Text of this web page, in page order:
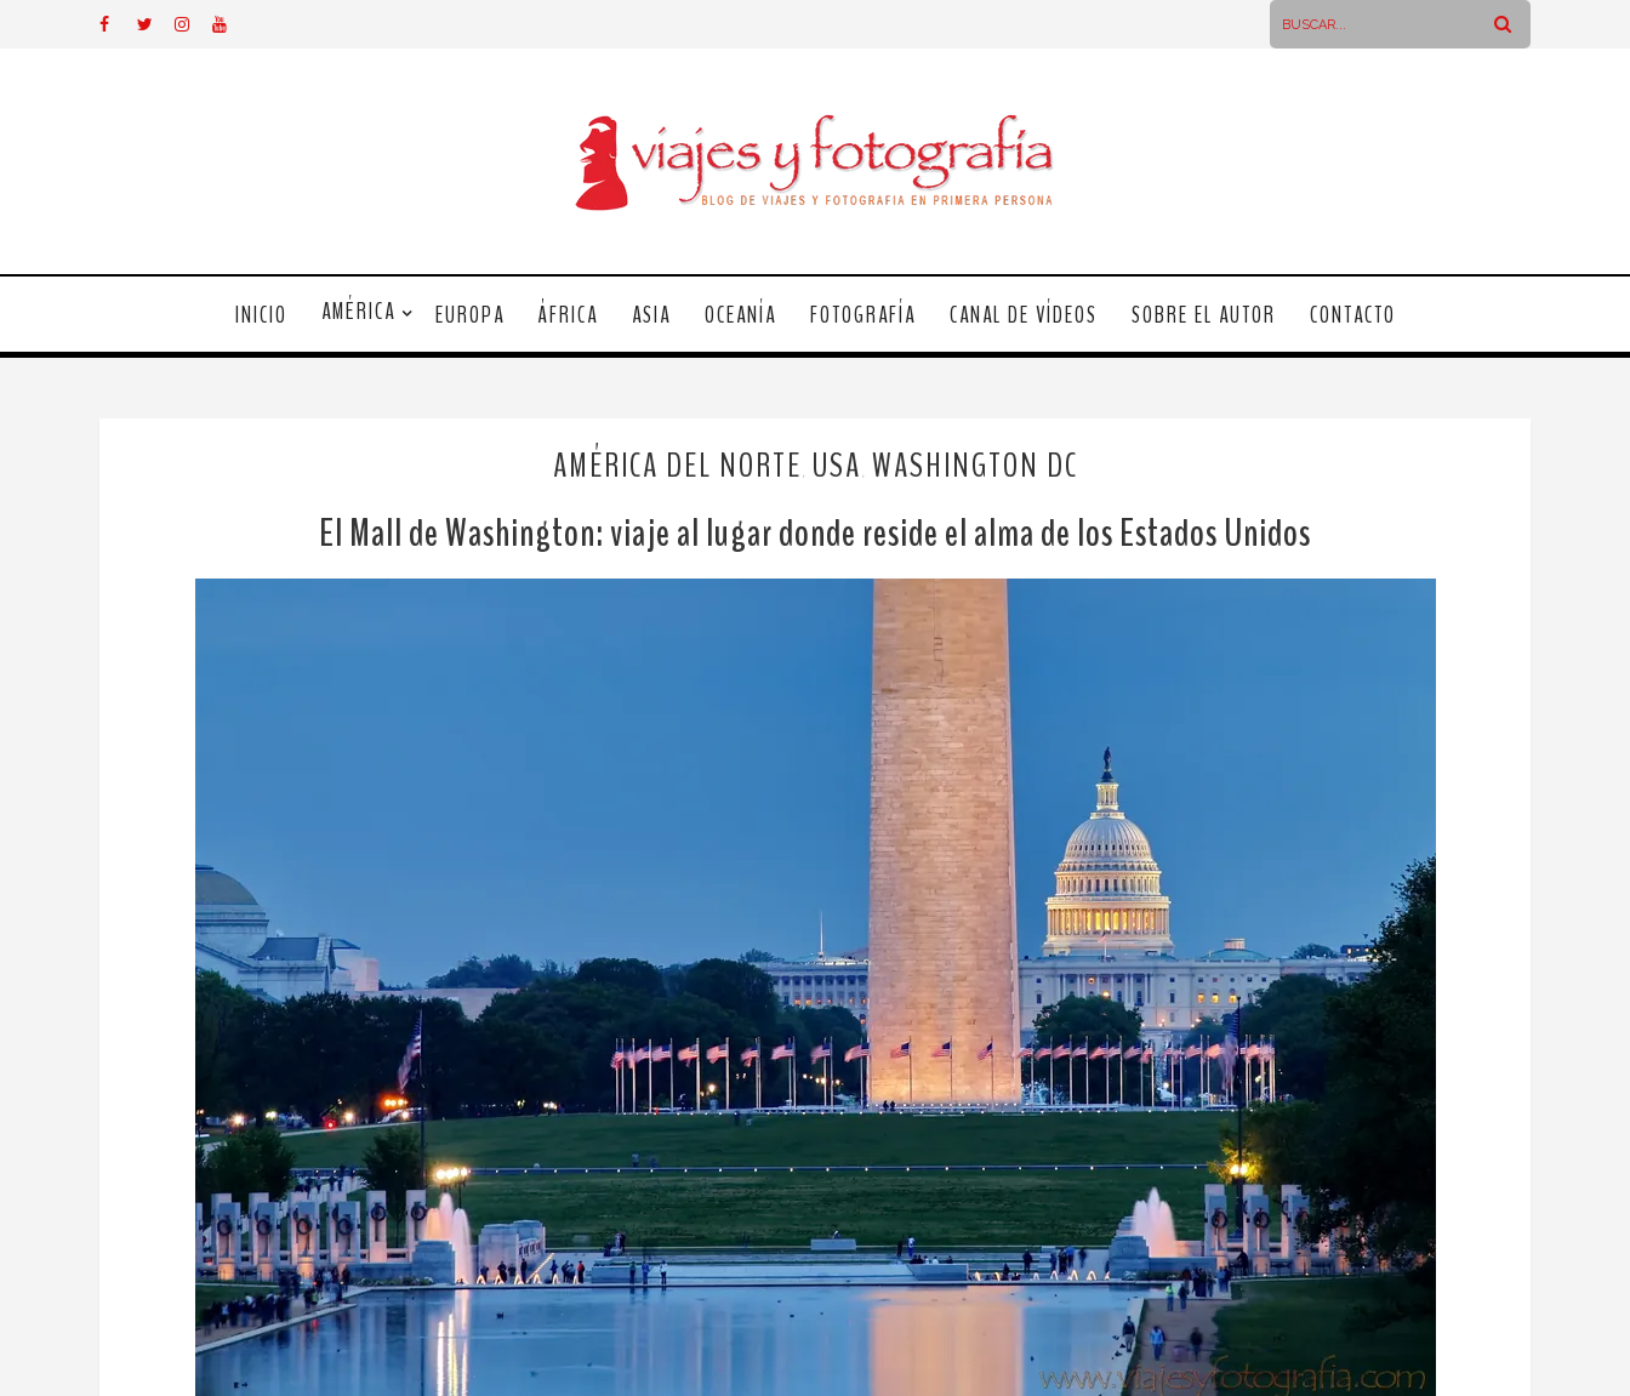
INICIO AMÉRICA EUROPA ÁFRICA ASIA OCEANÍA FOTOGRAFÍA CANAL DE VÍDEOS SOBRE EL AUTOR CONTACTO
AMÉRICA DEL NORTE USA WASHINGTON DC
El Mall de Washington: viaje al lugar donde reside el alma de los Estados Unidos